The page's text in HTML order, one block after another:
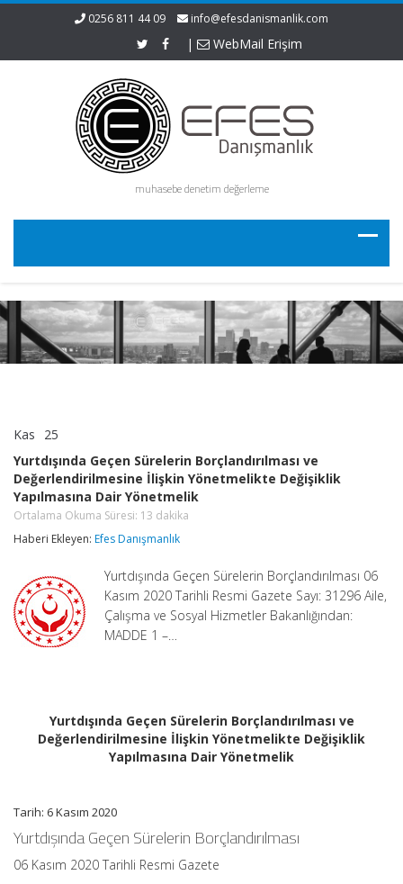
0256 811 44 09 info@efesdanismanlik.com
| WebMail Erişim
muhasebe denetim değerleme
Kas 25
Sürelerin
Borçlandırılması
ve
Değerlendirilmesine
Yönetmelikte
Yapılmasına
Dair
Yönetmelik
Ortalama
Okuma
Süresi:
Yurtdışında Geçen Sürelerin Borçlandırılması ve
Değerlendirilmesine İlişkin Yönetmelikte Değişiklik
Yapılmasına Dair Yönetmelik
Ortalama Okuma Süresi: 13 dakika
Haberi Ekleyen: Efes Danışmanlık
Yurtdışında Geçen Sürelerin Borçlandırılması 06
Kasım 2020 Tarihli Resmi Gazete Sayı: 31296 Aile,
Çalışma ve Sosyal Hizmetler Bakanlığından:
MADDE 1 –…
Yurtdışında Geçen Sürelerin Borçlandırılması ve
Değerlendirilmesine İlişkin Yönetmelikte Değişiklik
Yapılmasına Dair Yönetmelik
Tarih: 6 Kasım 2020
Yurtdışında Geçen Sürelerin Borçlandırılması
06 Kasım 2020 Tarihli Resmi Gazete